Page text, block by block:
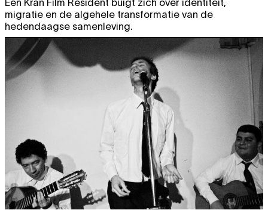
Een Kran Film Resident buigt zich over identiteit,
migratie en de algehele transformatie van de
hedendaagse samenleving.